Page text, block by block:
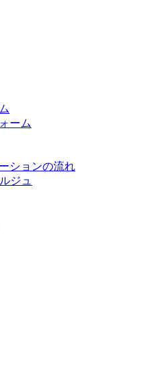
ーム
ションの流れ
ジュ